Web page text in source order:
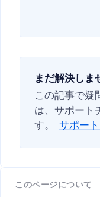
まだ解決しま
この記事で疑
は、サポート
す。
サポー
このページについて